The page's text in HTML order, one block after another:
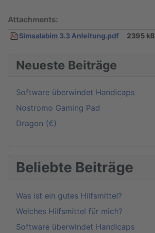
Attachments:
Simsalabim 3.3 Anleitung.pdf 2395 kB
Neueste Beiträge
Software überwindet Handicaps
Nostromo Gaming Pad
Dragon (€)
Beliebte Beiträge
Was ist ein gutes Hilfsmittel?
Welches Hilfsmittel für mich?
Software überwindet Handicaps